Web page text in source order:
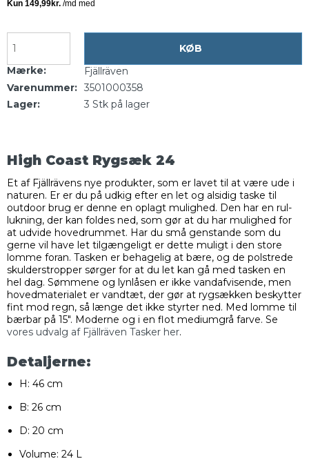
KØB
Mærke:
Fjällräven
Varenummer: 3501000358
Lager:
3 Stk på lager
High Coast Rygsæk 24
Et af Fjällrävens nye produkter, som er lavet til at være ude i
naturen. Er er du på udkig efter en let og alsidig taske til
outdoor brug er denne en oplagt mulighed. Den har en rul-
lukning, der kan foldes ned, som gør at du har mulighed for
at udvide hovedrummet. Har du små genstande som du
gerne vil have let tilgængeligt er dette muligt i den store
lomme foran. Tasken er behagelig at bære, og de polstrede
skulderstropper sørger for at du let kan gå med tasken en
hel dag. Sømmene og lynlåsen er ikke vandafvisende, men
hovedmaterialet er vandtæt, der gør at rygsækken beskytter
fint mod regn, så længe det ikke styrter ned. Med lomme til
bærbar på 15". Moderne og i en flot mediumgrå farve. Se
vores udvalg af Fjällräven Tasker her.
Detaljerne:
H: 46 cm
B: 26 cm
D: 20 cm
Volume: 24 L